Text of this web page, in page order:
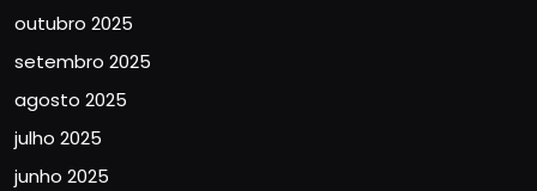
outubro 2025
setembro 2025
agosto 2025
julho 2025
junho 2025